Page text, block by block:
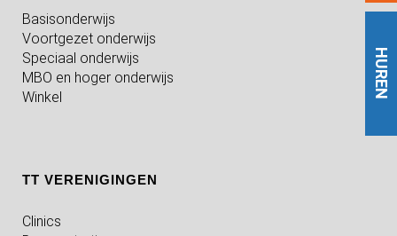
HUREN
Basisonderwijs
Voortgezet onderwijs
Speciaal onderwijs
MBO en hoger onderwijs
Winkel
TT VERENIGINGEN
Clinics